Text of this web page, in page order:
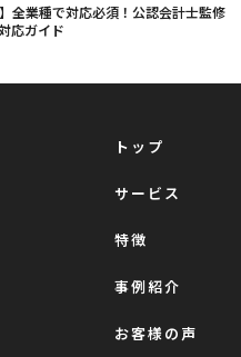
全業種で対応必須！公認会計士監修
応ガイド
トップ
サービス
特徴
事例紹介
お客様の声